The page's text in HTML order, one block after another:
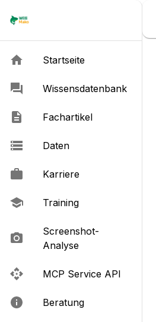
Startseite
Wissensdatenbank
Fachartikel
Daten
Karriere
Training
Screenshot-
Analyse
MCP Service API
Beratung